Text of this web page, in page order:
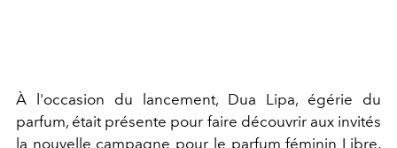
À l'occasion du lancement, Dua Lipa, égérie du
parfum, était présente pour faire découvrir aux invités
la nouvelle campagne pour le parfum féminin Libre,